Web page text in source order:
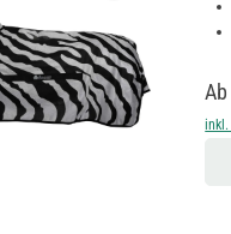
Ab
inkl.